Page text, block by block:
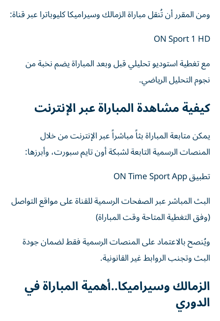
ومن المقرر أن تُنقل مباراة الزمالك وسيراميكا كليوباترا عبر قناة:
ON Sport 1 HD
مع تغطية استوديو تحليلي قبل وبعد المباراة يضم نخبة من
نجوم التحليل الرياضي.
كيفية مشاهدة المباراة عبر الإنترنت
يمكن متابعة المباراة بثاً مباشراً عبر الإنترنت من خلال
المنصات الرسمية التابعة لشبكة أون تايم سبورت، وأبرزها:
تطبيق ON Time Sport App
البث المباشر عبر الصفحات الرسمية للقناة على مواقع التواصل
(وفق التغطية المتاحة وقت المباراة)
ويُنصح بالاعتماد على المنصات الرسمية فقط لضمان جودة
البث وتجنب الروابط غير القانونية.
الزمالك وسيراميكا..أهمية المباراة في
الدوري